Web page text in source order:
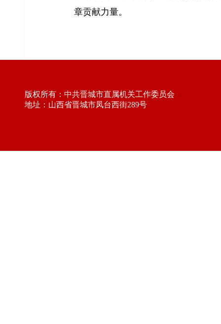
章贡献力量。
版权所有：中共晋城市直属机关工作委员会
地址：山西省晋城市凤台西街289号